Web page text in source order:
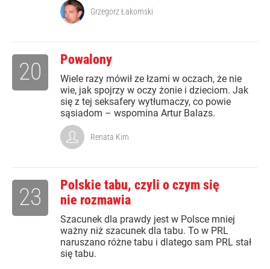
Grzegorz Łakomski
Powalony
Wiele razy mówił ze łzami w oczach, że nie
wie, jak spojrzy w oczy żonie i dzieciom. Jak
się z tej seksafery wytłumaczy, co powie
sąsiadom – wspomina Artur Balazs.
20
Renata Kim
Polskie tabu, czyli o czym się
nie rozmawia
Szacunek dla prawdy jest w Polsce mniej
ważny niż szacunek dla tabu. To w PRL
naruszano różne tabu i dlatego sam PRL stał
się tabu.
23